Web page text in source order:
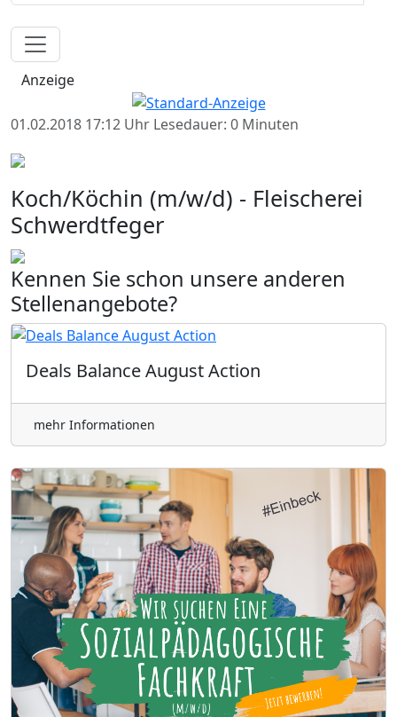
Anzeige
01.02.2018 17:12 Uhr Lesedauer: 0 Minuten
Koch/Köchin (m/w/d) - Fleischerei
Schwerdtfeger
Kennen Sie schon unsere anderen
Stellenangebote?
Deals Balance August Action
mehr Informationen